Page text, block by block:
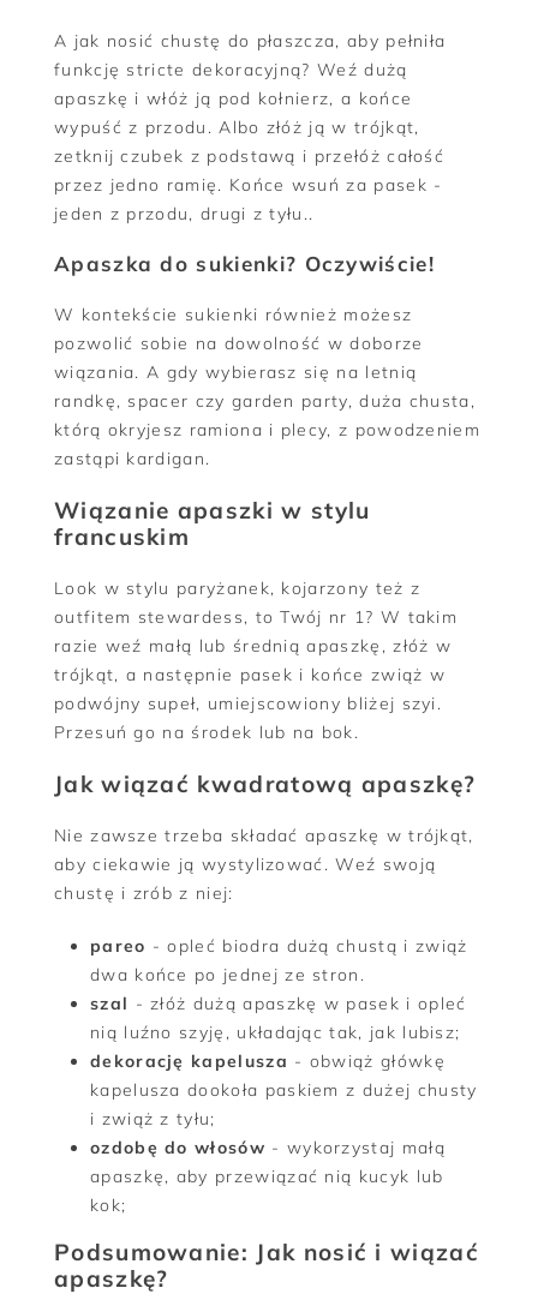
A jak nosić chustę do płaszcza, aby pełniła
funkcję stricte dekoracyjną? Weź dużą
apaszkę i włóż ją pod kołnierz, a końce
wypuść z przodu. Albo złóż ją w trójkąt,
zetknij czubek z podstawą i przełóż całość
przez jedno ramię. Końce wsuń za pasek -
jeden z przodu, drugi z tyłu..
Apaszka do sukienki? Oczywiście!
W kontekście sukienki również możesz
pozwolić sobie na dowolność w doborze
wiązania. A gdy wybierasz się na letnią
randkę, spacer czy garden party, duża chusta,
którą okryjesz ramiona i plecy, z powodzeniem
zastąpi kardigan.
Wiązanie apaszki w stylu
francuskim
Look w stylu paryżanek, kojarzony też z
outfitem stewardess, to Twój nr 1? W takim
razie weź małą lub średnią apaszkę, złóż w
trójkąt, a następnie pasek i końce zwiąż w
podwójny supeł, umiejscowiony bliżej szyi.
Przesuń go na środek lub na bok.
Jak wiązać kwadratową apaszkę?
Nie zawsze trzeba składać apaszkę w trójkąt,
aby ciekawie ją wystylizować. Weź swoją
chustę i zrób z niej:
pareo - opleć biodra dużą chustą i zwiąż
dwa końce po jednej ze stron.
szal - złóż dużą apaszkę w pasek i opleć
nią luźno szyję, układając tak, jak lubisz;
dekorację kapelusza - obwiąż główkę
kapelusza dookoła paskiem z dużej chusty
i zwiąż z tyłu;
ozdobę do włosów - wykorzystaj małą
apaszkę, aby przewiązać nią kucyk lub
kok;
Podsumowanie: Jak nosić i wiązać
apaszkę?